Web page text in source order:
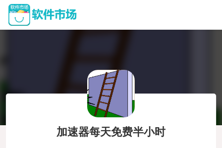
加速器每天免费半小时